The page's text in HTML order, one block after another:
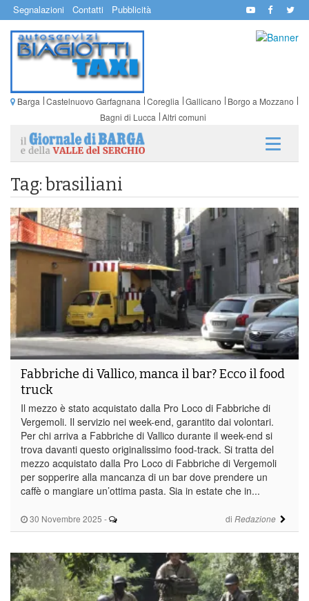
Segnalazioni Contatti Pubblicità
Barga Castelnuovo Garfagnana Coreglia Gallicano
Borgo a Mozzano
Bagni di Lucca Altri comuni
Tag: brasiliani
30 Novembre 2025 - di Redazione
Fabbriche di Vallico, manca il bar? Ecco il food
truck
Il mezzo è stato acquistato dalla Pro Loco di Fabbriche di
Vergemoli. Il servizio nei week-end, garantito dai volontari.
Per chi arriva a Fabbriche di Vallico durante il week-end si
trova davanti questo originalissimo food-track. Si tratta del
mezzo acquistato dalla Pro Loco di Fabbriche di Vergemoli
per sopperire alla mancanza di un bar dove prendere un
caffè o mangiare un’ottima pasta. Sia in estate che in...